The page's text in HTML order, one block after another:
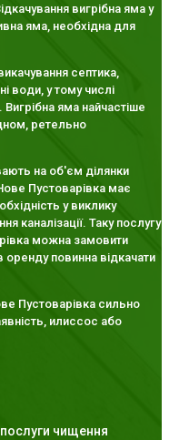
вигрібна яма у
яма, необхідна для
септика,
води, у тому числі
яма найчастіше
ретельно
на об'єм ділянки
Пустоварівка має
у виклику
каналізації. Таку послугу
можна замовити
повинна відкачати
Пустоварівка сильно
илиссос або
послуги чищення